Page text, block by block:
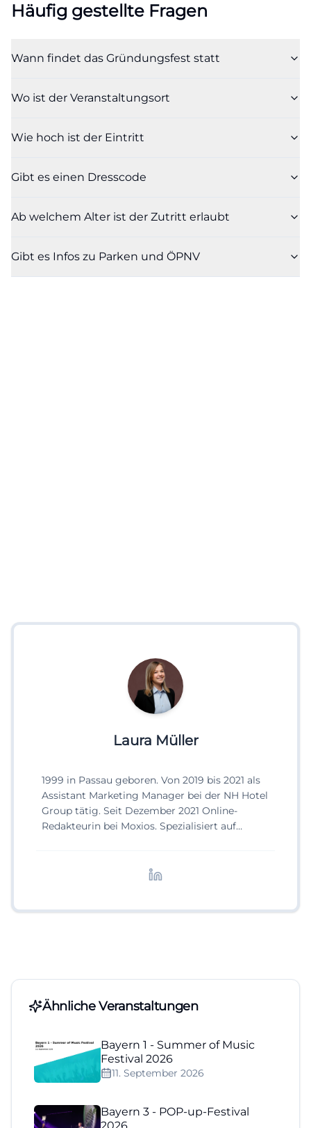
Häufig gestellte Fragen
Wann findet das Gründungsfest statt
Wo ist der Veranstaltungsort
Wie hoch ist der Eintritt
Gibt es einen Dresscode
Ab welchem Alter ist der Zutritt erlaubt
Gibt es Infos zu Parken und ÖPNV
Laura Müller
1999 in Passau geboren. Von 2019 bis 2021 als
Assistant Marketing Manager bei der NH Hotel
Group tätig. Seit Dezember 2021 Online-
Redakteurin bei Moxios. Spezialisiert auf
Ähnliche Veranstaltungen
Bayern 1 - Summer of Music
Festival 2026
11. September 2026
Bayern 3 - POP-up-Festival